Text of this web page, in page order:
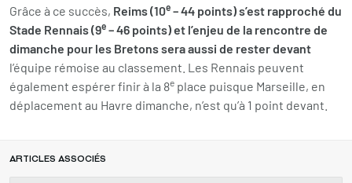
Grâce à ce succès, Reims (10e – 44 points) s’est rapproché du
Stade Rennais (9e – 46 points) et l’enjeu de la rencontre de
dimanche pour les Bretons sera aussi de rester devant
l’équipe rémoise au classement. Les Rennais peuvent
également espérer finir à la 8e place puisque Marseille, en
déplacement au Havre dimanche, n’est qu’à 1 point devant.
ARTICLES ASSOCIÉS